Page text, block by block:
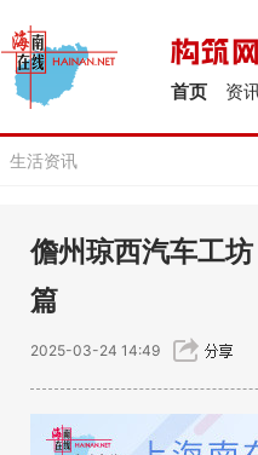
资
首页
生活资讯
儋州琼西汽车工
篇
2025-03-24 14:49